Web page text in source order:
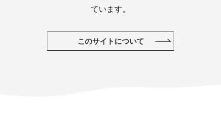
ています。
このサイトについて